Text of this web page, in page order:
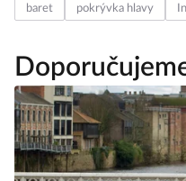
baret pokrývka hlavy